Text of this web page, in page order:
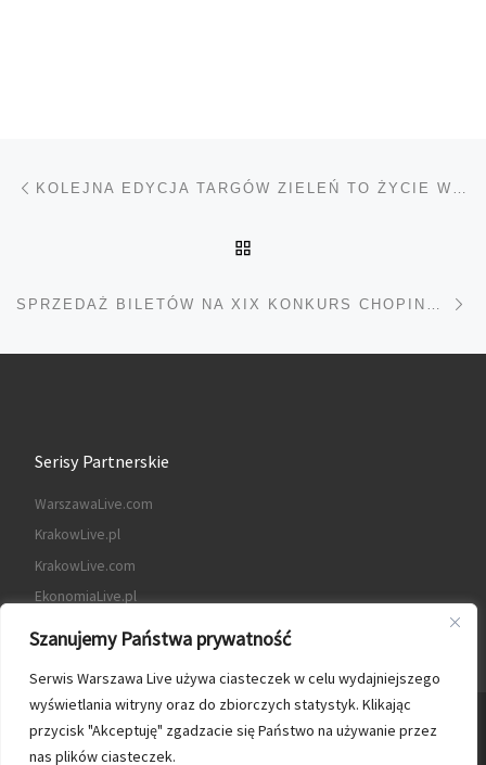
Szanujemy Państwa prywatność
Serwis Warszawa Live używa ciasteczek w celu wydajniejszego
wyświetlania witryny oraz do zbiorczych statystyk. Klikając
przycisk "Akceptuję" zgadzacie się Państwo na używanie przez
nas plików ciasteczek.
Nawigacja wpisu
Serisy Partnerskie
WarszawaLive.com
KrakowLive.pl
KrakowLive.com
EkonomiaLive.pl
© 2026Warszawa Live– Wszelkie prawa zastrzeżone
Oparte naWP– Zaprojektowano z